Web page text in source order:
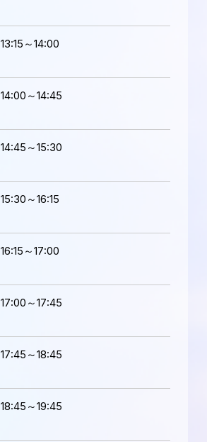
13:15～14:00
14:00～14:45
14:45～15:30
15:30～16:15
16:15～17:00
17:00～17:45
17:45～18:45
18:45～19:45